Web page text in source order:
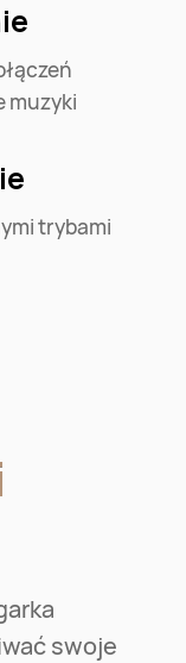
muzyki
trybami
swoje